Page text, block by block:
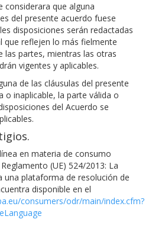
considerara que alguna
del presente acuerdo fuese
disposiciones serán redactadas
que reflejen lo más fielmente
las partes, mientras las otras
vigentes y aplicables.
de las cláusulas del presente
o inaplicable, la parte válida o
del Acuerdo se
en materia de consumo
(UE) 524/2013: La
una plataforma de resolución de
disponible en el
consumers/odr/main/index.cfm?